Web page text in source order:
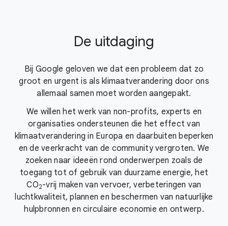
De uitdaging
Bij Google geloven we dat een probleem dat zo
groot en urgent is als klimaatverandering door ons
allemaal samen moet worden aangepakt.
We willen het werk van non-profits, experts en
organisaties ondersteunen die het effect van
klimaatverandering in Europa en daarbuiten beperken
en de veerkracht van de community vergroten. We
zoeken naar ideeën rond onderwerpen zoals de
toegang tot of gebruik van duurzame energie, het
CO2-vrij maken van vervoer, verbeteringen van
luchtkwaliteit, plannen en beschermen van natuurlijke
hulpbronnen en circulaire economie en ontwerp.